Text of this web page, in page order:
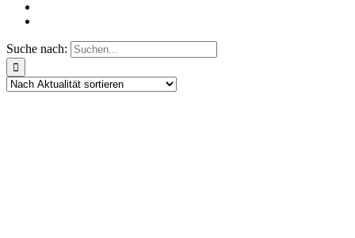
Suche nach: